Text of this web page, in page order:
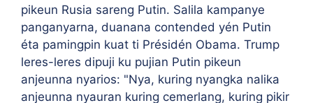
pikeun Rusia sareng Putin. Salila kampanye
panganyarna, duanana contended yén Putin
éta pamingpin kuat ti Présidén Obama. Trump
leres-leres dipuji ku pujian Putin pikeun
anjeunna nyarios: "Nya, kuring nyangka nalika
anjeunna nyauran kuring cemerlang, kuring pikir